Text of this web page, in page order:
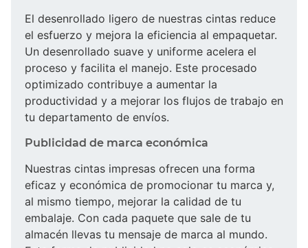
El desenrollado ligero de nuestras cintas reduce
el esfuerzo y mejora la eficiencia al empaquetar.
Un desenrollado suave y uniforme acelera el
proceso y facilita el manejo. Este procesado
optimizado contribuye a aumentar la
productividad y a mejorar los flujos de trabajo en
tu departamento de envíos.
Publicidad de marca económica
Nuestras cintas impresas ofrecen una forma
eficaz y económica de promocionar tu marca y,
al mismo tiempo, mejorar la calidad de tu
embalaje. Con cada paquete que sale de tu
almacén llevas tu mensaje de marca al mundo.